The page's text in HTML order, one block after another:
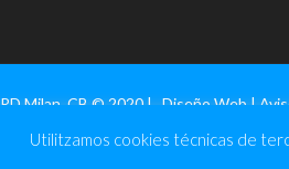
Milan, CB © 2020 |Diseño Web|
Utilitzamos cookies técnicas de